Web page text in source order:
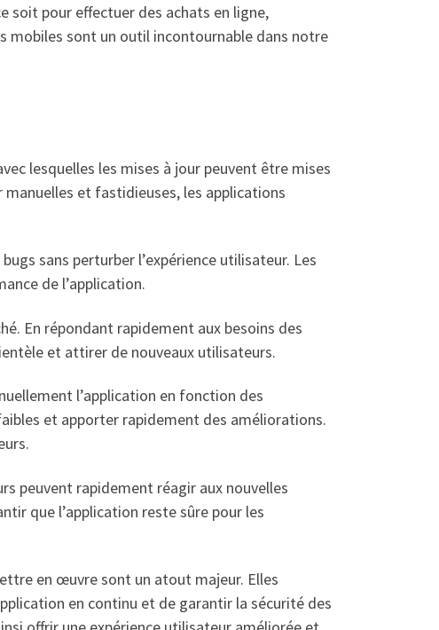
soit pour effectuer des achats en ligne,
mobiles sont un outil incontournable dans notre
lesquelles les mises à jour peuvent être mises
et fastidieuses, les applications
sans perturber l’expérience utilisateur. Les
de l’application.
En répondant rapidement aux besoins des
et attirer de nouveaux utilisateurs.
l’application en fonction des
et apporter rapidement des améliorations.
peuvent rapidement réagir aux nouvelles
que l’application reste sûre pour les
en œuvre sont un atout majeur. Elles
en continu et de garantir la sécurité des